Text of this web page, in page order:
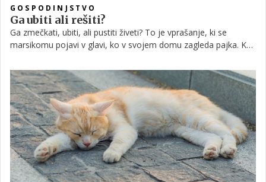
GOSPODINJSTVO
Ga ubiti ali rešiti?
Ga zmečkati, ubiti, ali pustiti živeti? To je vprašanje, ki se
marsikomu pojavi v glavi, ko v svojem domu zagleda pajka. Kaj